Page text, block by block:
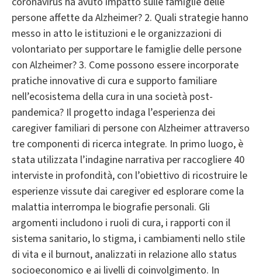
persone affette da Alzheimer? 2. Quali strategie hanno
messo in atto le istituzioni e le organizzazioni di
volontariato per supportare le famiglie delle persone
con Alzheimer? 3. Come possono essere incorporate
pratiche innovative di cura e supporto familiare
nell’ecosistema della cura in una società post-
pandemica? Il progetto indaga l’esperienza dei
caregiver familiari di persone con Alzheimer attraverso
tre componenti di ricerca integrate. In primo luogo, è
stata utilizzata l’indagine narrativa per raccogliere 40
interviste in profondità, con l’obiettivo di ricostruire le
esperienze vissute dai caregiver ed esplorare come la
malattia interrompa le biografie personali. Gli
argomenti includono i ruoli di cura, i rapporti con il
sistema sanitario, lo stigma, i cambiamenti nello stile
di vita e il burnout, analizzati in relazione allo status
socioeconomico e ai livelli di coinvolgimento. In